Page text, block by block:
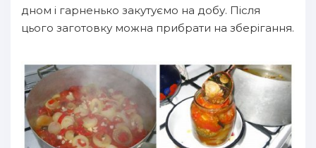
дном і гарненько закутуємо на добу. Після
цього заготовку можна прибрати на зберігання.